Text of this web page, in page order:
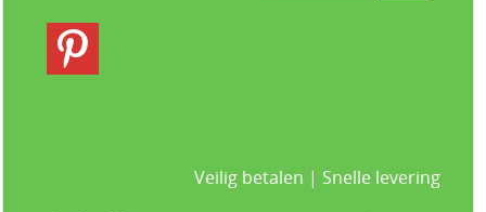
Veilig betalen | Snelle levering